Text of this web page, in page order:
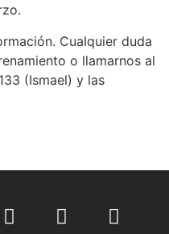
Cualquier duda
o llamarnos al
(Ismael) y las